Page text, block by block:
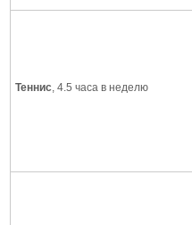
Теннис , 4.5 часа в неделю